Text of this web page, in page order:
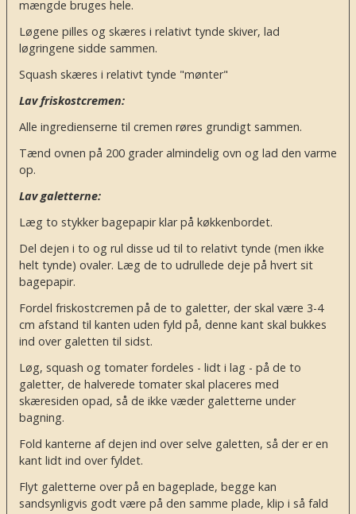
mængde bruges hele.
Løgene pilles og skæres i relativt tynde skiver, lad
løgringene sidde sammen.
Squash skæres i relativt tynde "mønter"
Lav friskostcremen:
Alle ingredienserne til cremen røres grundigt sammen.
Tænd ovnen på 200 grader almindelig ovn og lad den varme
op.
Lav galetterne:
Læg to stykker bagepapir klar på køkkenbordet.
Del dejen i to og rul disse ud til to relativt tynde (men ikke
helt tynde) ovaler. Læg de to udrullede deje på hvert sit
bagepapir.
Fordel friskostcremen på de to galetter, der skal være 3-4
cm afstand til kanten uden fyld på, denne kant skal bukkes
ind over galetten til sidst.
Løg, squash og tomater fordeles - lidt i lag - på de to
galetter, de halverede tomater skal placeres med
skæresiden opad, så de ikke væder galetterne under
bagning.
Fold kanterne af dejen ind over selve galetten, så der er en
kant lidt ind over fyldet.
Flyt galetterne over på en bageplade, begge kan
sandsynligvis godt være på den samme plade, klip i så fald